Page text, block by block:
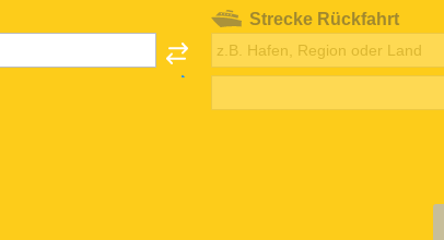
Strecke Rückfahrt